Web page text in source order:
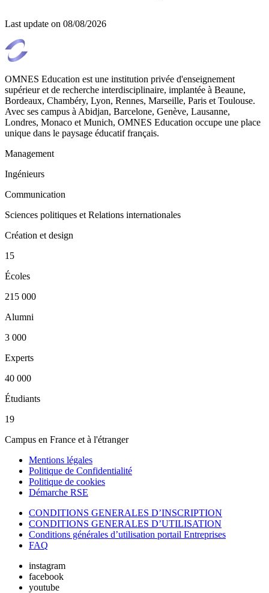
Last update on 08/08/2026
OMNES Education est une institution privée d'enseignement
supérieur et de recherche interdisciplinaire, implantée à Beaune,
Bordeaux, Chambéry, Lyon, Rennes, Marseille, Paris et Toulouse.
Avec ses campus à Abidjan, Barcelone, Genève, Lausanne,
Londres, Monaco et Munich, OMNES Education occupe une place
unique dans le paysage éducatif français.
Management
Ingénieurs
Communication
Sciences politiques et Relations internationales
Création et design
15
Écoles
215 000
Alumni
3 000
Experts
40 000
Étudiants
19
Campus en France et à l'étranger
Mentions légales
Politique de Confidentialité
Politique de cookies
Démarche RSE
CONDITIONS GENERALES D’INSCRIPTION
CONDITIONS GENERALES D’UTILISATION
Conditions générales d’utilisation portail Entreprises
FAQ
instagram
facebook
youtube